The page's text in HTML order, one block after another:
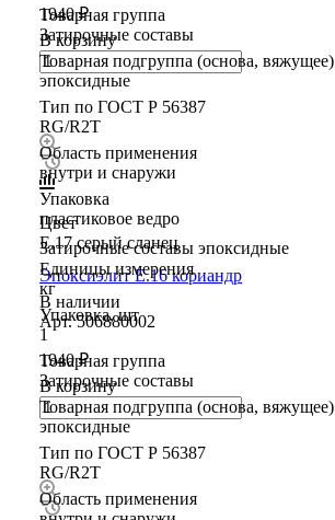
Товарная группа
Затирочные составы
Товарная подгруппа (основа, вяжущее)
эпоксидные
Тип по ГОСТ Р 56387
RG/R2T
Область применения
внутри и снаружи
Упаковка
пластиковое ведро
Цвет
E.17 серый сланец
Единицы измерения
кг
Упаковка, шт
1
Товарная группа
Затирочные составы
Товарная подгруппа (основа, вяжущее)
эпоксидные
Тип по ГОСТ Р 56387
RG/R2T
Область применения
1940 ₽
В корзину
Затирочные составы эпоксидные
Эпоксиэлит E.16 кориандр
В наличии
Арт.506880002
1940 ₽
В корзину